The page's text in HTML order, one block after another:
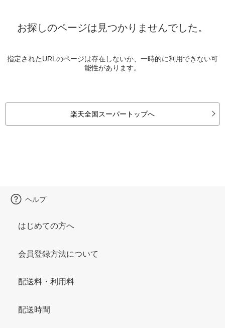
お探しのページは見つかりませんでした。
指定されたURLのページは存在しないか、一時的に利用できない可
能性があります。
楽天全国スーパートップへ
ヘルプ
はじめての方へ
会員登録方法について
配送料・利用料
配送時間